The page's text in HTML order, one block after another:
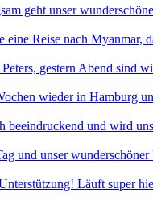
geht unser
Reise nach Myanmar,
gestern Abend
wieder in Hamburg
und wird
und unser
Läuft super